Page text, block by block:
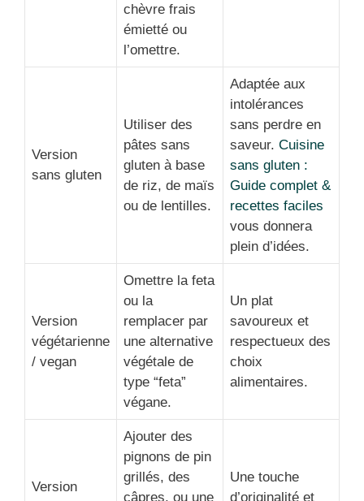
chèvre frais
émietté ou
l’omettre.
Version
sans gluten
Utiliser des
pâtes sans
gluten à base
de riz, de maïs
ou de lentilles.
Adaptée aux
intolérances
sans perdre en
saveur. Cuisine
sans gluten :
Guide complet &
recettes faciles
vous donnera
plein d’idées.
Version
végétarienne
/ vegan
Omettre la feta
ou la
remplacer par
une alternative
végétale de
type “feta”
végane.
Un plat
savoureux et
respectueux des
choix
alimentaires.
Version
Ajouter des
pignons de pin
grillés, des
câpres, ou une
Une touche
d’originalité et